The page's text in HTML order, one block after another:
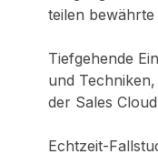
teilen
Tiefgehende
und
der Sales
Echtzeit-